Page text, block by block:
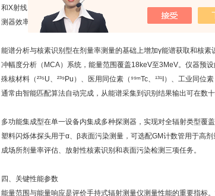
和X射线。在测量γ剂量率时，单位通常为μSv/h或mSv/h；在测量
测器效率换算为表面活度密度（Bq/cm²）。通过更换不同探测面积
能谱分析与核素识别型在剂量率测量的基础上增加γ能谱获取和核
冲幅度分析（MCA）系统，能量范围覆盖18keV至3MeV。仪器预
殊核材料（²³⁵U、²³⁹Pu）、医用同位素（⁹⁹ᵐTc、¹³¹I）、工业同位
通常由智能匹配算法自动完成，从能谱采集到识别结果输出可在数
多功能集成型在单一设备内集成多种探测器，实现对全辐射类型覆
塑料闪烁体探头用于α、β表面污染测量，可选配GM计数管用于高
成场所剂量率评估、放射性核素识别和表面污染检测三项任务。
四、关键性能参数
能量范围与能量响应是评价手持式辐射测量仪测量性能的重要指标